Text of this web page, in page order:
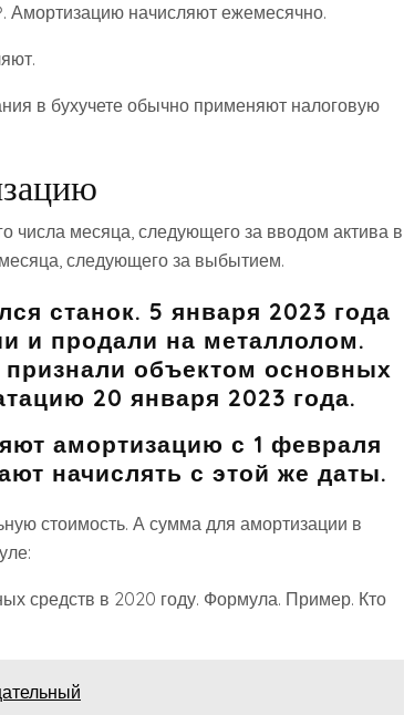
Амортизацию начисляют ежемесячно.
в бухучете обычно применяют налоговую
числа месяца, следующего за вводом актива в
следующего за выбытием.
станок. 5 января 2023 года
и продали на металлолом.
объектом основных
20 января 2023 года.
амортизацию с 1 февраля
начислять с этой же даты.
стоимость. А сумма для амортизации в
средств в 2020 году. Формула. Пример. Кто